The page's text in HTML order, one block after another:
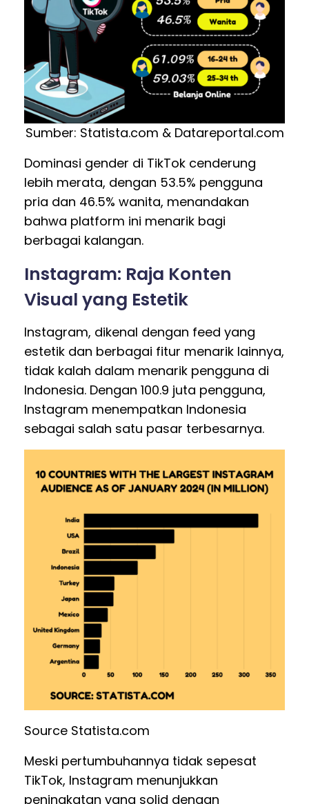
Sumber: Statista.com & Datareportal.com
Dominasi gender di TikTok cenderung
lebih merata, dengan 53.5% pengguna
pria dan 46.5% wanita, menandakan
bahwa platform ini menarik bagi
berbagai kalangan.
Instagram: Raja Konten
Visual yang Estetik
Instagram, dikenal dengan feed yang
estetik dan berbagai fitur menarik lainnya,
tidak kalah dalam menarik pengguna di
Indonesia. Dengan 100.9 juta pengguna,
Instagram menempatkan Indonesia
sebagai salah satu pasar terbesarnya.
Source Statista.com
Meski pertumbuhannya tidak sepesat
TikTok, Instagram menunjukkan
peningkatan yang solid dengan